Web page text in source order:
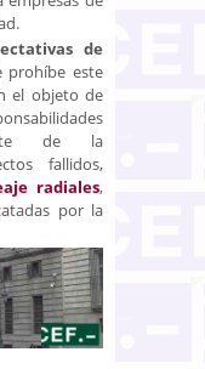
de
prohíbe este
el objeto de
de la
fallidos,
radiales,
por la